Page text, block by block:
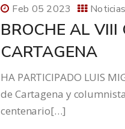
Feb 05 2023 Noticias
BROCHE AL VIII
CARTAGENA
HA PARTICIPADO LUIS
de Cartagena y
centenario[…]